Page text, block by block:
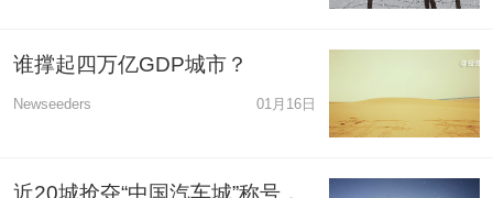
谁撑起四万亿GDP城市？
Newseeders 01月16日
近20城抢夺“中国汽车城”称号，